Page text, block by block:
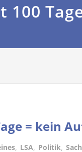
100
= kein
, LSA, Politik,